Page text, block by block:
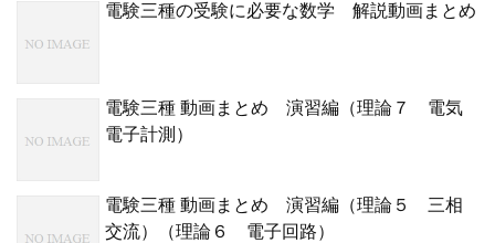
電験三種の受験に必要な数学 解説動画まとめ
電験三種 動画まとめ 演習編（理論７ 電気
電子計測）
電験三種 動画まとめ 演習編（理論５ 三相
交流）（理論６ 電子回路）